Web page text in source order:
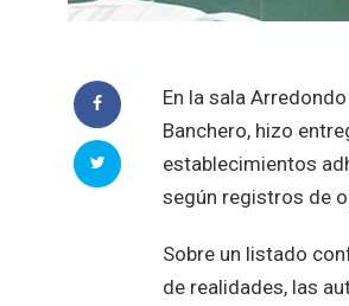
En la sala
Banchero, hizo
establecimientos
según registros de
Sobre un listado
de realidades, las